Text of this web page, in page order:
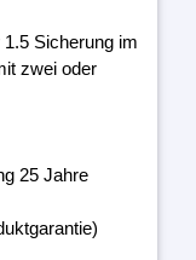
Sicherung im
zwei oder
25 Jahre